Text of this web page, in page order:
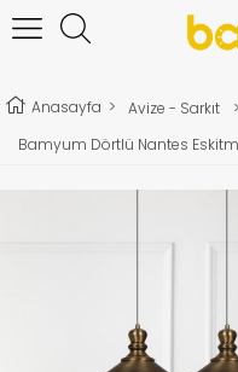
Anasayfa > Avize - Sarkıt
>
Bamyum Dörtlü Nantes